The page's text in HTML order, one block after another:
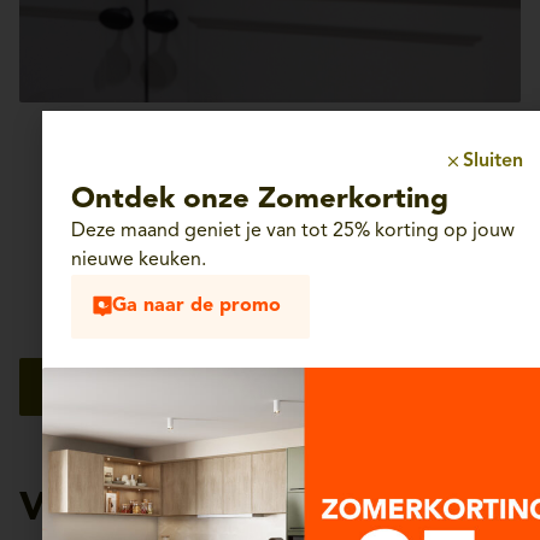
Ontdek onze
meubels voor je
interieur
Verlichting
Sluiten
Ontdek onze Zomerkorting
Deze maand geniet je van tot 25% korting op jouw
nieuwe keuken.
Ga naar de promo